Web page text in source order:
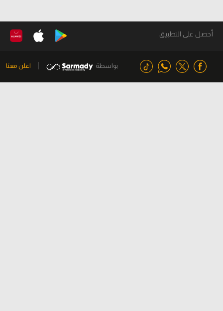
أحصل على التطبيق
بواسطة اعلن معنا